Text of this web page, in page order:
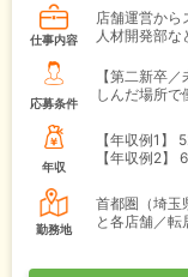
仕事内容
店舗運営から
人材開発部な
応募条件
【第二新卒
しんだ場所で
年収
【年収例1】
【年収例2】
勤務地
首都圏（埼玉
と各店舗／転